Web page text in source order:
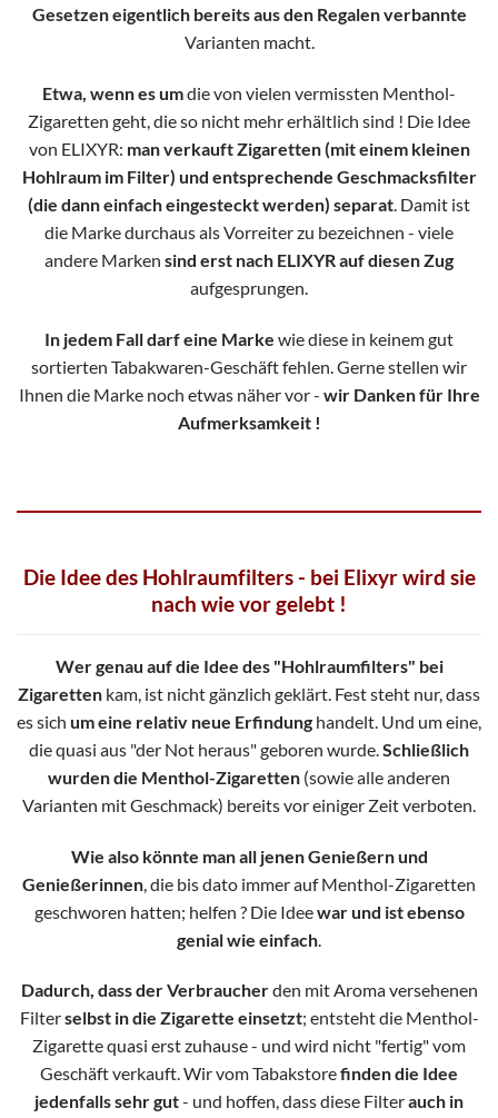
Gesetzen eigentlich bereits aus den Regalen verbannte
Varianten macht.
Etwa, wenn es umdie von vielen vermissten Menthol-
Zigaretten geht, die so nicht mehr erhältlich sind ! Die Idee
von ELIXYR: man verkauft Zigaretten (mit einem kleinen
Hohlraum im Filter) und entsprechende Geschmacksfilter
(die dann einfach eingesteckt werden) separat. Damit ist
die Marke durchaus als Vorreiter zu bezeichnen - viele
andere Marken sind erst nach ELIXYR auf diesen Zug
aufgesprungen.
In jedem Fall darf eine Marke wie diese in keinem gut
sortierten Tabakwaren-Geschäft fehlen. Gerne stellen wir
Ihnen die Marke noch etwas näher vor - wir Danken für Ihre
Aufmerksamkeit !
Die Idee des Hohlraumfilters - bei Elixyr wird sie
nach wie vor gelebt !
Wer genau auf die Idee des "Hohlraumfilters" bei
Zigaretten kam, ist nicht gänzlich geklärt. Fest steht nur, dass
es sich um eine relativ neue Erfindung handelt. Und um eine,
die quasi aus "der Not heraus" geboren wurde. Schließlich
wurden die Menthol-Zigaretten (sowie alle anderen
Varianten mit Geschmack) bereits vor einiger Zeit verboten.
Wie also könnte man all jenen Genießern und
Genießerinnen , die bis dato immer auf Menthol-Zigaretten
geschworen hatten; helfen ? Die Ideewar und ist ebenso
genial wie einfach
Dadurch, dass der Verbraucherden mit Aroma versehenen
Filterselbst in die Zigarette einsetzt; entsteht die Menthol-
Zigarette quasi erst zuhause - und wird nicht "fertig" vom
Geschäft verkauft. Wir vom Tabakstorefinden die Idee
jedenfalls sehr gut- und hoffen, dass diese Filterauch in